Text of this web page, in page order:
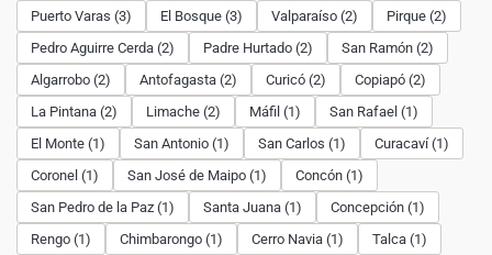
Puerto Varas (3)
El Bosque (3) Valparaíso (2)
Pirque (2)
Pedro Aguirre Cerda (2)
Padre Hurtado (2)
San Ramón (2)
Algarrobo (2)
Antofagasta (2) Curicó (2)
Copiapó (2)
La Pintana (2)
Limache (2) Máfil (1)
San Rafael (1)
El Monte (1)
San Antonio (1) San Carlos (1)
Curacaví (1)
Coronel (1)
San José de Maipo (1)
Concón (1)
San Pedro de la Paz (1)
Santa Juana (1)
Concepción (1)
Rengo (1)
Chimbarongo (1) Cerro Navia (1)
Talca (1)